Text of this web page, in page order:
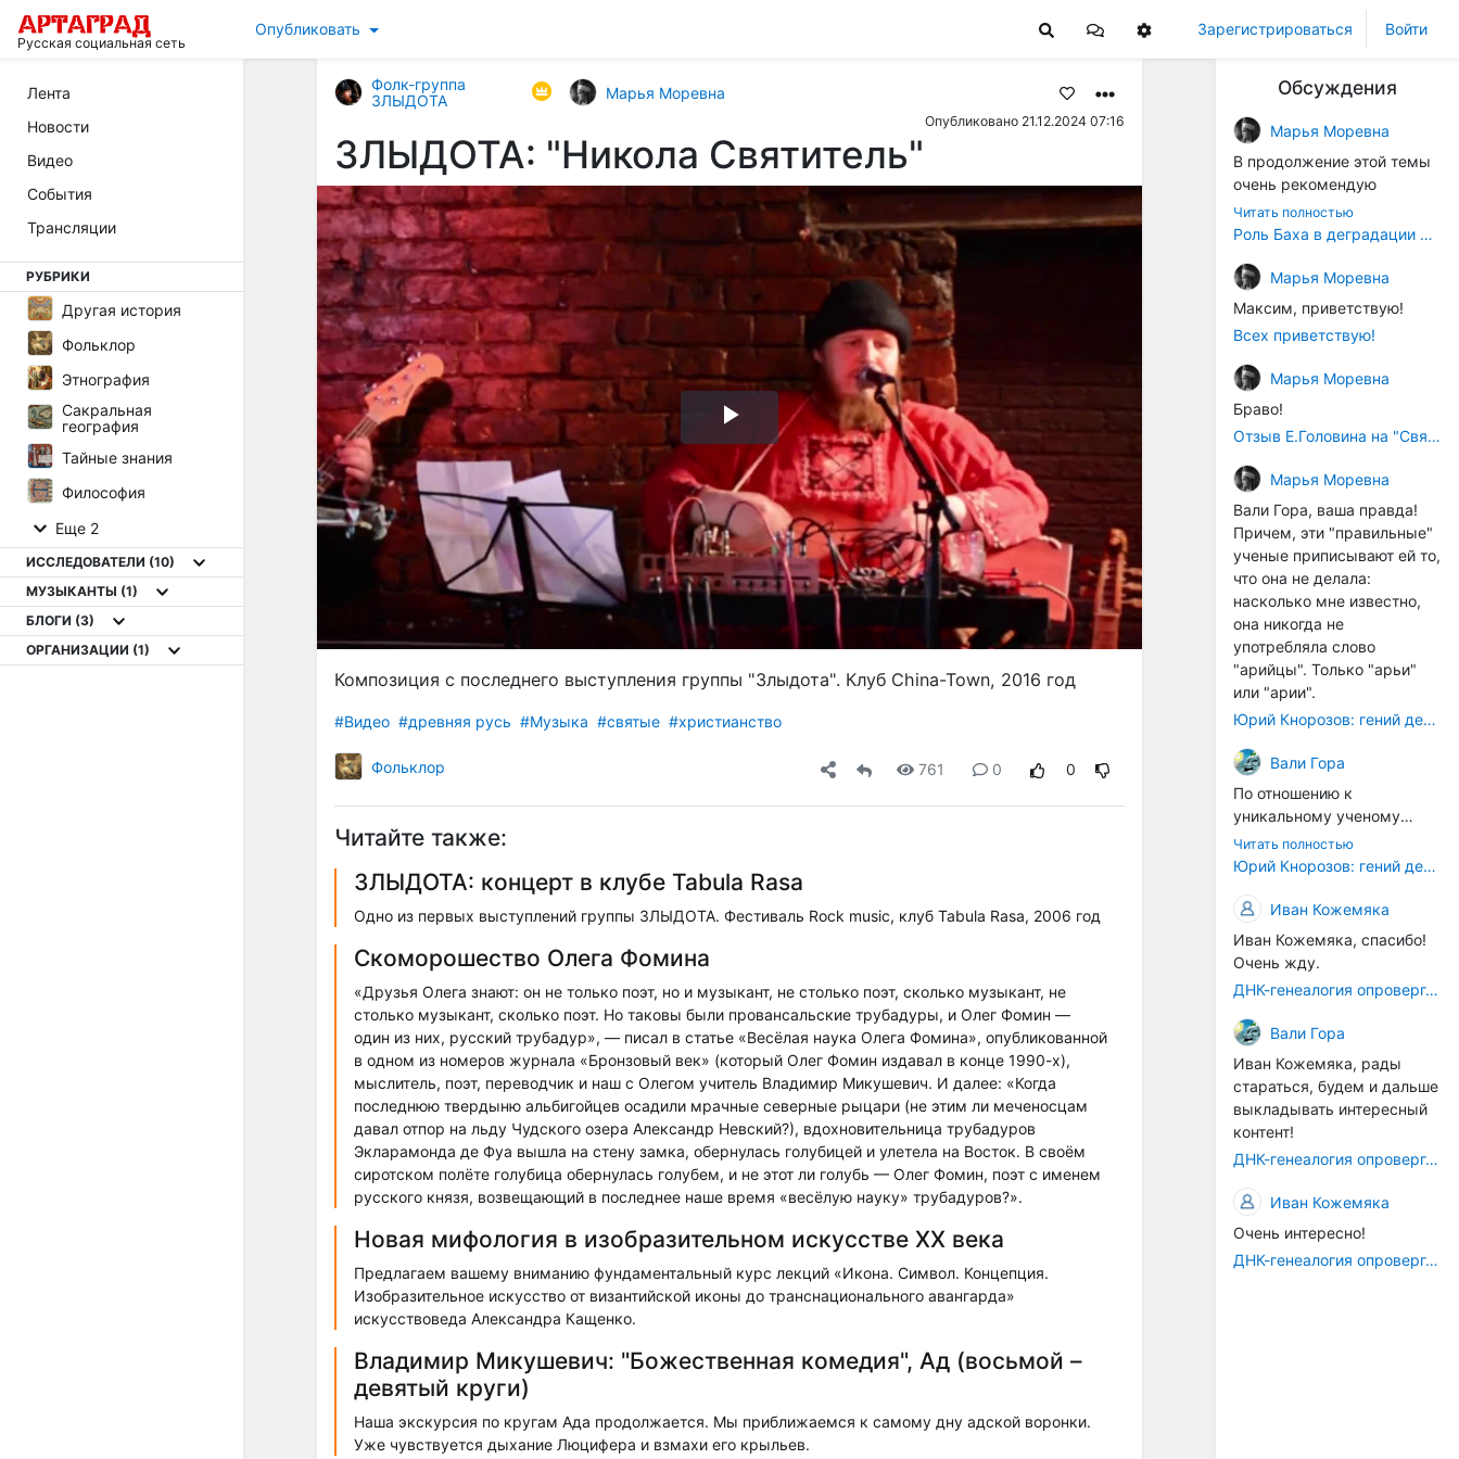
Русская социальная сеть
Опубликовать Зарегистрироваться Войти
Лента
Новости
Видео
События
Трансляции
РУБРИКИ
Другая история
Фольклор
Этнография
Сакральная
география
Тайные знания
Философия
Еще 2
ИССЛЕДОВАТЕЛИ (10)
МУЗЫКАНТЫ (1)
БЛОГИ (3)
ОРГАНИЗАЦИИ (1)
Фолк-группа
ЗЛЫДОТА
Марья Моревна
Опубликовано 21.12.2024 07:16
ЗЛЫДОТА: "Никола Святитель"
Воспроизвести
видео
Композиция с последнего выступления группы "Злыдота". Клуб China-Town, 2016 год
#Видео #древняя русь #Музыка #святые #христианство
Фольклор 761 0 0
Читайте также:
ЗЛЫДОТА: концерт в клубе Tabula Rasa
Одно из первых выступлений группы ЗЛЫДОТА. Фестиваль Rock music, клуб Tabula Rasa, 2006 год
Скоморошество Олега Фомина
«Друзья Олега знают: он не только поэт, но и музыкант, не столько поэт, сколько музыкант, не
столько музыкант, сколько поэт. Но таковы были провансальские трубадуры, и Олег Фомин —
один из них, русский трубадур», — писал в статье «Весёлая наука Олега Фомина», опубликованной
в одном из номеров журнала «Бронзовый век» (который Олег Фомин издавал в конце 1990-х),
мыслитель, поэт, переводчик и наш с Олегом учитель Владимир Микушевич. И далее: «Когда
последнюю твердыню альбигойцев осадили мрачные северные рыцари (не этим ли меченосцам
давал отпор на льду Чудского озера Александр Невский?), вдохновительница трубадуров
Экларамонда де Фya вышла на стену замка, обернулась голубицей и улетела на Восток. В своём
сиротском полёте голубица обернулась голубем, и не этот ли голубь — Олег Фомин, поэт с именем
русского князя, возвещающий в последнее наше время «весёлую науку» трубадуров?».
Новая мифология в изобразительном искусстве ХХ века
Предлагаем вашему вниманию фундаментальный курс лекций «Икона. Символ. Концепция.
Изобразительное искусство от византийской иконы до транснационального авангарда»
искусствоведа Александра Кащенко.
Владимир Микушевич: "Божественная комедия", Ад (восьмой –
девятый круги)
Наша экскурсия по кругам Ада продолжается. Мы приближаемся к самому дну адской воронки.
Уже чувствуется дыхание Люцифера и взмахи его крыльев.
Обсуждения
Марья Моревна
В продолжение этой темы
очень рекомендую
книжечку "Музыка в
истории культуры" (автор -
Аллегро-Пресс, 1994 год).
Вот некоторые выдержки:
"...Звуковысотная шкала в
музыке древних греков
строилась в соответствии с
найденными опытным
путём частотными
интервалов (т.е.
расстояний между
тонами): чистой квинты
(3:2), чистой кварты (4:3) и
октавы (2:1). Эти
интервалы соотнесены в
настройке так называемой
"Лиры Орфея". ... Иным
смыслом наделена
идеальная
более позднего
европейского способа
градуирования высотной
шкалы. В его основе лежит
открытие частичных тонов.
... В такой системе часть
содержит в себе целое, т.е.
все остальные части и
закон их соотношения. Не
часть есть проекция
целого (как в звуковой
системе Древней Греции),
а наоборот - целое есть
проекция части. ... Такова
музыкально-
математическая
иллюстрация к различию
между, скажем,
платоновской концепцией
государства (которое есть
благо более высокое, чем
жизнь отдельного
человека) и
просветительски-
Читать полностью
Роль Баха в деградации музыки
Марья Моревна
Максим, приветствую!
Всех приветствую!
Марья Моревна
Браво!
Отзыв Е.Головина на "Священную Артанию" (2005)
Марья Моревна
Вали Гора, ваша правда!
Причем, эти "правильные"
ученые приписывают ей то,
что она не делала:
насколько мне известно,
она никогда не
употребляла слово
"арийцы". Только "арьи"
или "арии".
Юрий Кнорозов: гений дешифровки
Вали Гора
По отношению к
уникальному ученому
Светлане Жарниковой
были применены схожие
защитила кандидатскую
диссертацию (ей даже
хотели сразу дать
докторскую), но потом ее
исследования были
преданы забвению. Более
того, на Википедии сегодня
можно прочитать, что она
«Сторонник псевдонаучной
арктической гипотезы
происхождения
индоевропейцев
«индоевропейской
цивилизации»
Читать полностью
Юрий Кнорозов: гений дешифровки
Иван Кожемяка
Иван Кожемяка, спасибо!
Очень жду.
ДНК-генеалогия опровергла Гитлера
Вали Гора
Иван Кожемяка, рады
стараться, будем и дальше
выкладывать интересный
контент!
ДНК-генеалогия опровергла Гитлера
Иван Кожемяка
Очень интересно!
ДНК-генеалогия опровергла Гитлера